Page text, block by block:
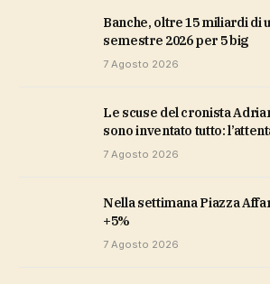
Banche, oltre 15 miliardi di utili netti nel primo
semestre 2026 per 5 big
7 Agosto 2026
Le scuse del cronista Adriano Cappellari: “Mi
sono inventato tutto:
7 Agosto 2026
Nella settimana Piazza Affari +3%, Nasdaq
+5%
7 Agosto 2026